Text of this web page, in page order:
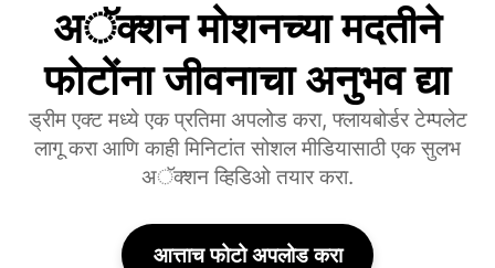
अॅक्शन मोशनच्या मदतीने
फोटोंना जीवनाचा अनुभव द्या
ड्रीम एक्ट मध्ये एक प्रतिमा अपलोड करा, फ्लायबोर्डर टेम्पलेट
लागू करा आणि काही मिनिटांत सोशल मीडियासाठी एक सुलभ
अॅक्शन व्हिडिओ तयार करा.
आत्ताच फोटो अपलोड करा